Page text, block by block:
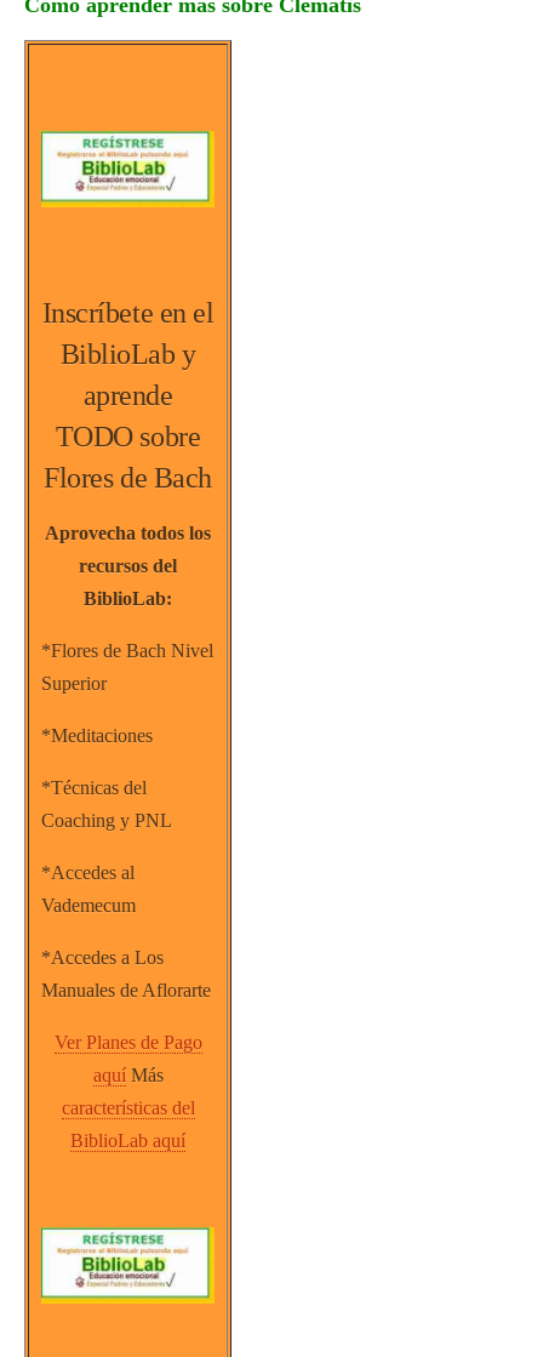
Cómo aprender más sobre Clematis
Inscríbete en el
BiblioLab y
aprende
TODO sobre
Flores de Bach
Aprovecha todos los
recursos del
BiblioLab:
*Flores de Bach Nivel
Superior
*Meditaciones
*Técnicas del
Coaching y PNL
*Accedes al
Vademecum
*Accedes a Los
Manuales de Aflorarte
Ver Planes de Pago
aquíMás
características del
BiblioLab aquí